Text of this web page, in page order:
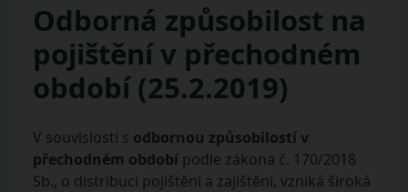
Odborná způsobilost na
pojištění v přechodném
období (25.2.2019)
V souvislosti s odbornou způsobilostí v
přechodném období podle zákona č. 170/2018
Sb., o distribuci pojištění a zajištění, vzniká široká